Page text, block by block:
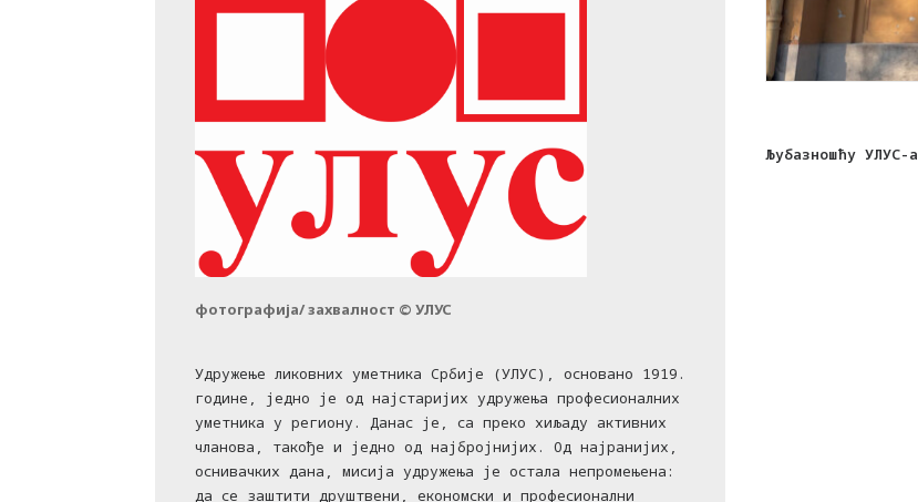
фотографија/ захвалност © УЛУС
Удружење ликовних уметника Србије (УЛУС), основано 1919.
године, једно је од најстаријих удружења професионалних
уметника у региону. Данас је, са преко хиљаду активних
чланова, такође и једно од најбројнијих. Од најранијих,
оснивачких дана, мисија удружења је остала непромењена:
да се заштити друштвени, економски и професионални
Љубазношћу УЛУС-а